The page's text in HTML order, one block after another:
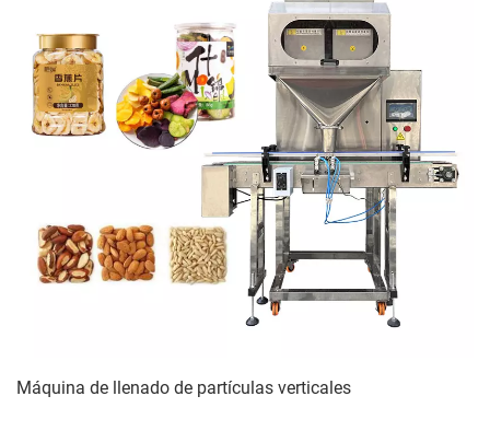
Máquina de llenado de partículas verticales